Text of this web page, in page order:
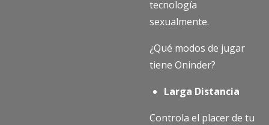
tecnología
sexualmente.
¿Qué modos de jugar
tiene Oninder?
Larga Distancia
Controla el placer de tu